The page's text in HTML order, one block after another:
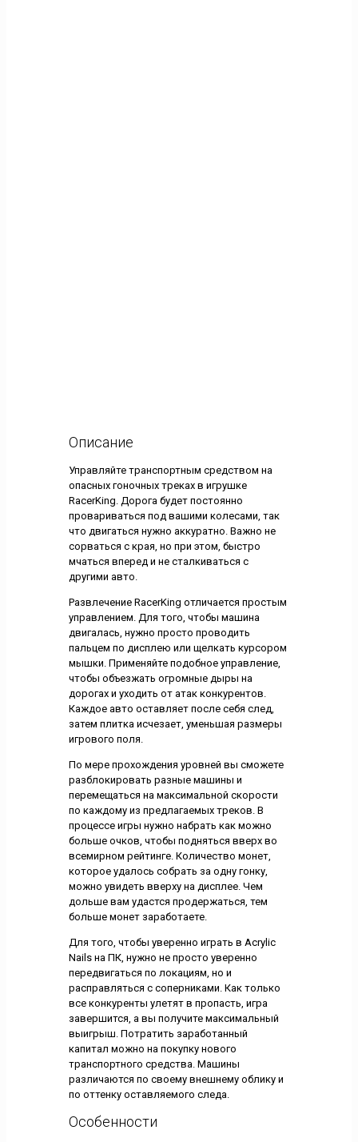
Описание
Управляйте транспортным средством на
опасных гоночных треках в игрушке
RacerKing. Дорога будет постоянно
провариваться под вашими колесами, так
что двигаться нужно аккуратно. Важно не
сорваться с края, но при этом, быстро
мчаться вперед и не сталкиваться с
другими авто.
Развлечение RacerKing отличается простым
управлением. Для того, чтобы машина
двигалась, нужно просто проводить
пальцем по дисплею или щелкать курсором
мышки. Применяйте подобное управление,
чтобы объезжать огромные дыры на
дорогах и уходить от атак конкурентов.
Каждое авто оставляет после себя след,
затем плитка исчезает, уменьшая размеры
игрового поля.
По мере прохождения уровней вы сможете
разблокировать разные машины и
перемещаться на максимальной скорости
по каждому из предлагаемых треков. В
процессе игры нужно набрать как можно
больше очков, чтобы подняться вверх во
всемирном рейтинге. Количество монет,
которое удалось собрать за одну гонку,
можно увидеть вверху на дисплее. Чем
дольше вам удастся продержаться, тем
больше монет заработаете.
Для того, чтобы уверенно играть в Acrylic
Nails на ПК, нужно не просто уверенно
передвигаться по локациям, но и
расправляться с соперниками. Как только
все конкуренты улетят в пропасть, игра
завершится, а вы получите максимальный
выигрыш. Потратить заработанный
капитал можно на покупку нового
транспортного средства. Машины
различаются по своему внешнему облику и
по оттенку оставляемого следа.
Особенности